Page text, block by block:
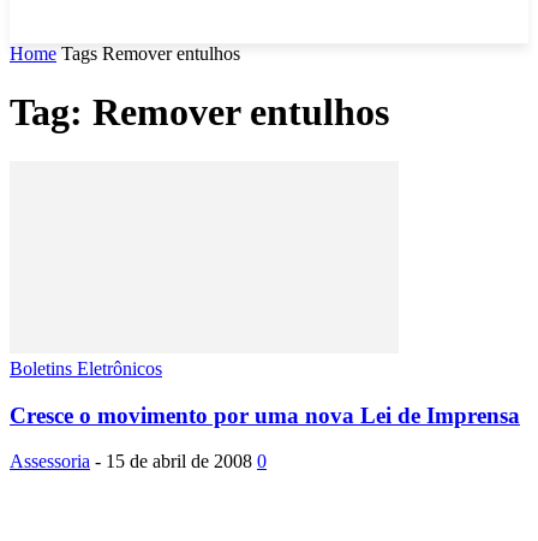
Home Tags Remover entulhos
Tag: Remover entulhos
Boletins Eletrônicos
Cresce o movimento por uma nova Lei de Imprensa
Assessoria - 15 de abril de 2008 0